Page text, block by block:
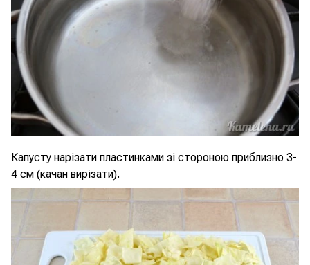
Капусту нарізати пластинками зі стороною приблизно 3-
4 см (качан вирізати).